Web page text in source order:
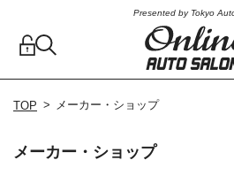
Presented by Tokyo
TOP メーカー・ショップ
メーカー・ショップ